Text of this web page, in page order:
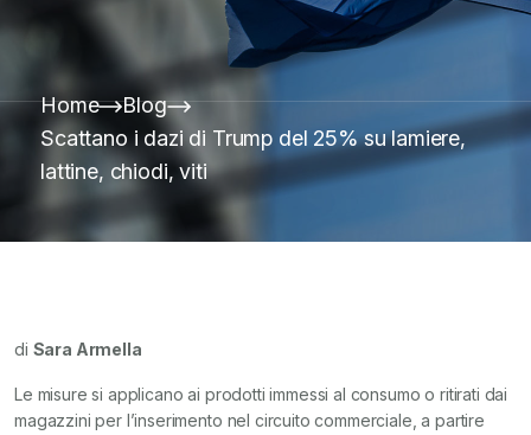
Home
Blog
Scattano i dazi di Trump del 25% su lamiere,
lattine, chiodi, viti
di Sara Armella
Le misure si applicano ai prodotti immessi al consumo o ritirati dai
magazzini per l’inserimento nel circuito commerciale, a partire